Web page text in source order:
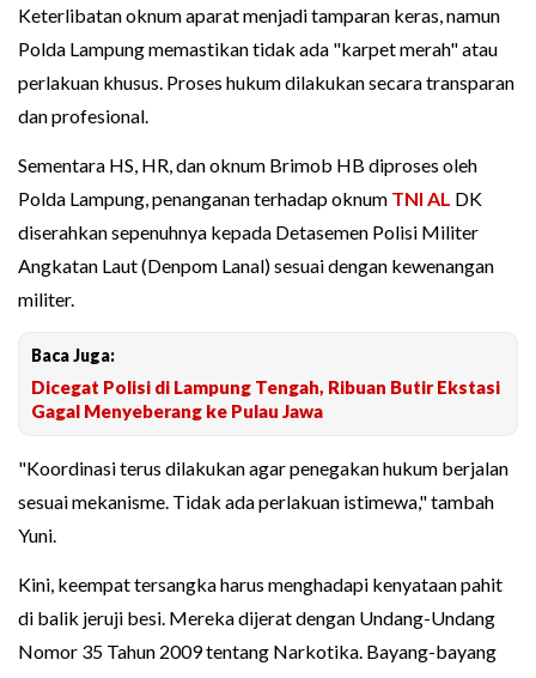
Keterlibatan oknum aparat menjadi tamparan keras, namun
Polda Lampung memastikan tidak ada "karpet merah" atau
perlakuan khusus. Proses hukum dilakukan secara transparan
dan profesional.
Sementara HS, HR, dan oknum Brimob HB diproses oleh
Polda Lampung, penanganan terhadap oknum TNI AL DK
diserahkan sepenuhnya kepada Detasemen Polisi Militer
Angkatan Laut (Denpom Lanal) sesuai dengan kewenangan
militer.
Baca Juga:
Dicegat Polisi di Lampung Tengah, Ribuan Butir Ekstasi
Gagal Menyeberang ke Pulau Jawa
"Koordinasi terus dilakukan agar penegakan hukum berjalan
sesuai mekanisme. Tidak ada perlakuan istimewa," tambah
Yuni.
Kini, keempat tersangka harus menghadapi kenyataan pahit
di balik jeruji besi. Mereka dijerat dengan Undang-Undang
Nomor 35 Tahun 2009 tentang Narkotika. Bayang-bayang